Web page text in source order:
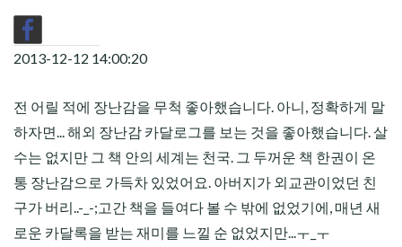
2013-12-12 14:00:20
전 어릴 적에 장난감을 무척 좋아했습니다. 아니, 정확하게 말
하자면... 해외 장난감 카달로그를 보는 것을 좋아했습니다. 살
수는 없지만 그 책 안의 세계는 천국. 그 두꺼운 책 한권이 온
통 장난감으로 가득차 있었어요. 아버지가 외교관이었던 친
구가 버리..-_-;고간 책을 들여다 볼 수 밖에 없었기에, 매년 새
로운 카달록을 받는 재미를 느낄 순 없었지만...ㅜ_ㅜ